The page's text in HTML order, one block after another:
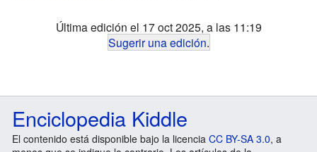
Última edición el 17 oct 2025, a las 11:19
Sugerir una edición.
Enciclopedia Kiddle
El contenido está disponible bajo la licencia CC BY-SA 3.0, a